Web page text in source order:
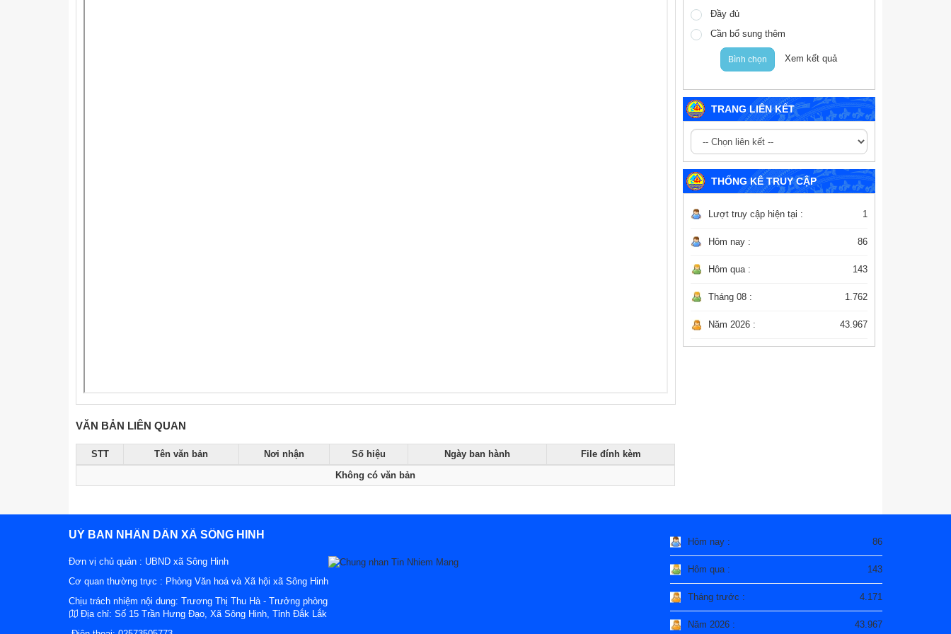
VĂN BẢN LIÊN QUAN
STT Tên văn bản Nơi nhận Số hiệu Ngày ban hành
File đính kèm
Không có văn bản
Đầy đủ
Cần bổ sung thêm
Bình chọn Xem kết quả
TRANG LIÊN KẾT
THỐNG KÊ TRUY CẬP
Lượt truy cập hiện tại : 1
Hôm nay : 86
Hôm qua : 143
Tháng 08 : 1.762
Năm 2026 : 43.967
UỶ BAN NHÂN DÂN XÃ SÔNG HINH
Đơn vị chủ quản : UBND xã Sông Hinh
Cơ quan thường trực : Phòng Văn hoá và Xã hội xã Sông Hinh
Chịu trách nhiệm nội dung: Trương Thị Thu Hà - Trưởng phòng
Địa chỉ: Số 15 Trần Hưng Đạo, Xã Sông Hinh, Tỉnh Đắk Lắk
Hôm nay : 86
Hôm qua : 143
Tháng trước : 4.171
Năm 2026 : 43.967